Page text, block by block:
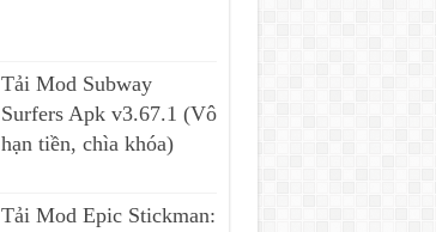
Tải Mod Subway
Surfers Apk v3.67.1 (Vô
hạn tiền, chìa khóa)
Tải Mod Epic Stickman: